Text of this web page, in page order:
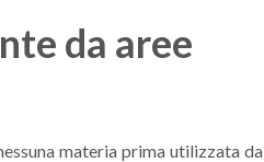
da aree
materia prima utilizzata da